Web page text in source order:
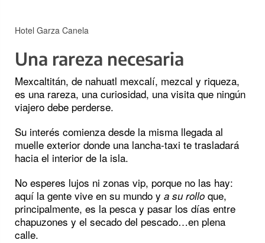
Hotel Garza Canela
Una rareza necesaria
Mexcaltitán, de nahuatl mexcalí, mezcal y riqueza,
es una rareza, una curiosidad, una visita que ningún
viajero debe perderse.
Su interés comienza desde la misma llegada al
muelle exterior donde una lancha-taxi te trasladará
hacia el interior de la isla.
No esperes lujos ni zonas vip, porque no las hay:
aquí la gente vive en su mundo y a su rollo que,
principalmente, es la pesca y pasar los días entre
chapuzones y el secado del pescado…en plena
calle.